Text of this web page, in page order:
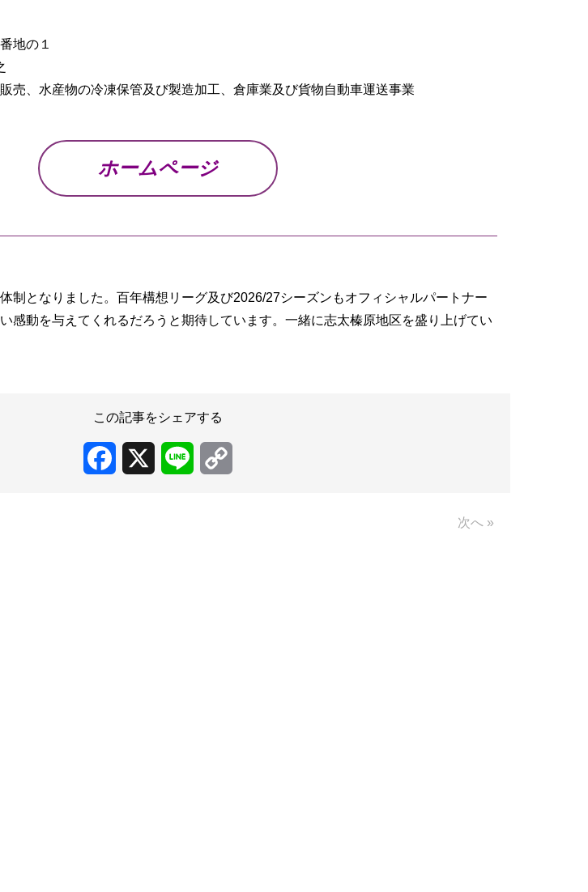
地の１
売、水産物の冷凍保管及び製造加工、倉庫業及び貨物自動車運送事業
ホームページ
制となりました。百年構想リーグ及び2026/27シーズンもオフィシャルパートナー
感動を与えてくれるだろうと期待しています。一緒に志太榛原地区を盛り上げてい
この記事をシェアする
Facebook Line
次へ »